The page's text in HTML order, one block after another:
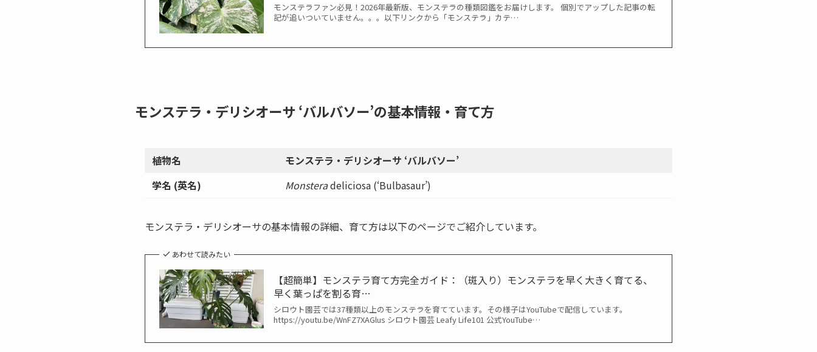
モンステラファン必見！2026年最新版、モンステラの種類図鑑をお届けします。 個別でアップした記事の転
記が追いついていません。。。以下リンクから「モンステラ」カテ…
モンステラ・デリシオーサ ‘バルバソー’の基本情報・育て方
植物名
モンステラ・デリシオーサ ‘バルバソー’
学名 (英名)
Monsteradeliciosa (‘Bulbasaur’)
モンステラ・デリシオーサの基本情報の詳細、育て方は以下のページでご紹介しています。
あわせて読みたい
【超簡単】モンステラ育て方完全ガイド：（斑入り）モンステラを早く大きく育てる、
早く葉っぱを割る育…
シロウト園芸では37種類以上のモンステラを育てています。その様子はYouTubeで配信しています。
https://youtu.be/WnFZ7XAGlus シロウト園芸 Leafy Life101 公式YouTube…